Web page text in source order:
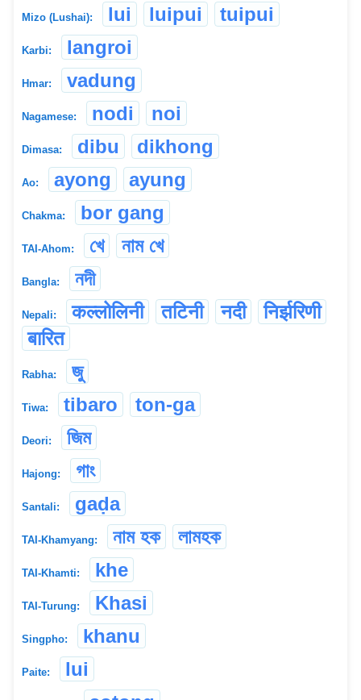
Mizo (Lushai): lui luipui tuipui
Karbi: langroi
Hmar: vadung
Nagamese: nodi noi
Dimasa: dibu dikhong
Ao: ayong ayung
Chakma: bor gang
TAI-Ahom: খে নাম খে
Bangla: নদী
Nepali: कल्लोलिनी तटिनी नदी
निर्झरिणी
बारित
Rabha: জু
Tiwa: tibaro ton-ga
Deori: জিম
Hajong: গাং
Santali: gaḍa
TAI-Khamyang: নাম হক লামহক
TAI-Khamti: khe
TAI-Turung: Khasi
Singpho: khanu
Paite: lui